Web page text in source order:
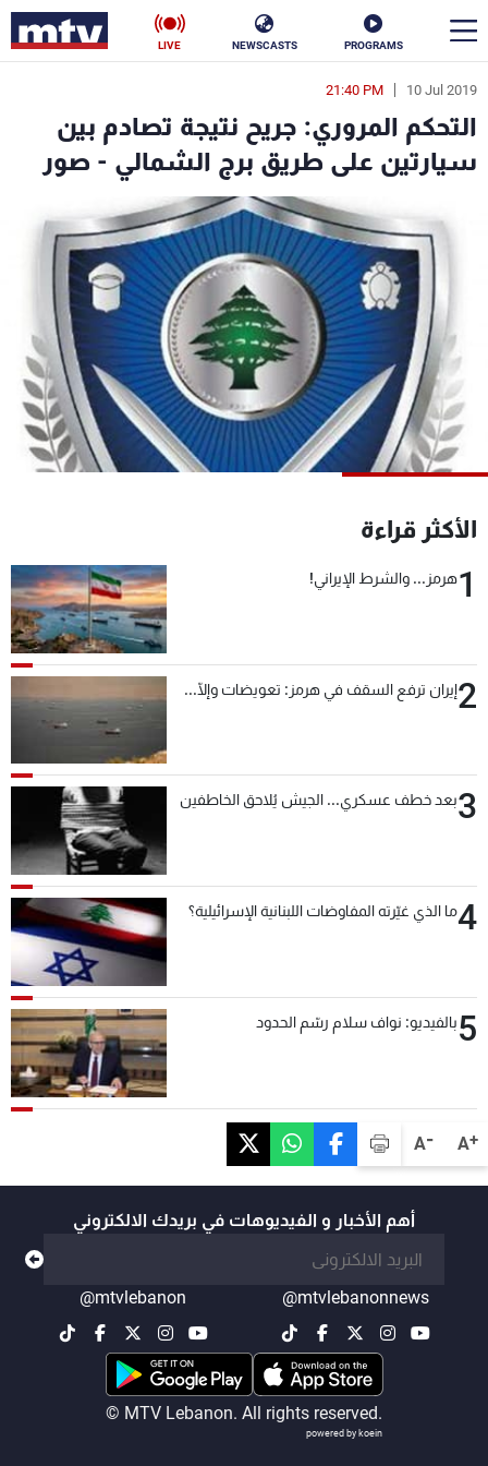
PROGRAMS
NEWSCASTS
LIVE
A+
A-
10 Jul 2019
21:40 PM
التحكم المروري: جريح نتيجة تصادم بين
سيارتين على طريق برج الشمالي - صور
الأكثر قراءة
1هرمز... والشرط الإيراني!
2إيران ترفع السقف في هرمز: تعويضات وإلّا...
3بعد خطف عسكري... الجيش يُلاحق الخاطفين
4ما الذي غيّرته المفاوضات اللبنانية الإسرائيلية؟
5بالفيديو: نواف سلام رسّم الحدود
أهم الأخبار و الفيديوهات في بريدك الالكتروني
@mtvlebanonnews
@mtvlebanon
© MTV Lebanon. All rights reserved.
powered by koein
en
الأخبار
ناس
إقتصاد فن
منوعات رياضة
كأس العالم
البرامج
جدول البرامج
شاهد البرامج
الترددات
شروط الإسـتخدام
سياسة الخصوصية